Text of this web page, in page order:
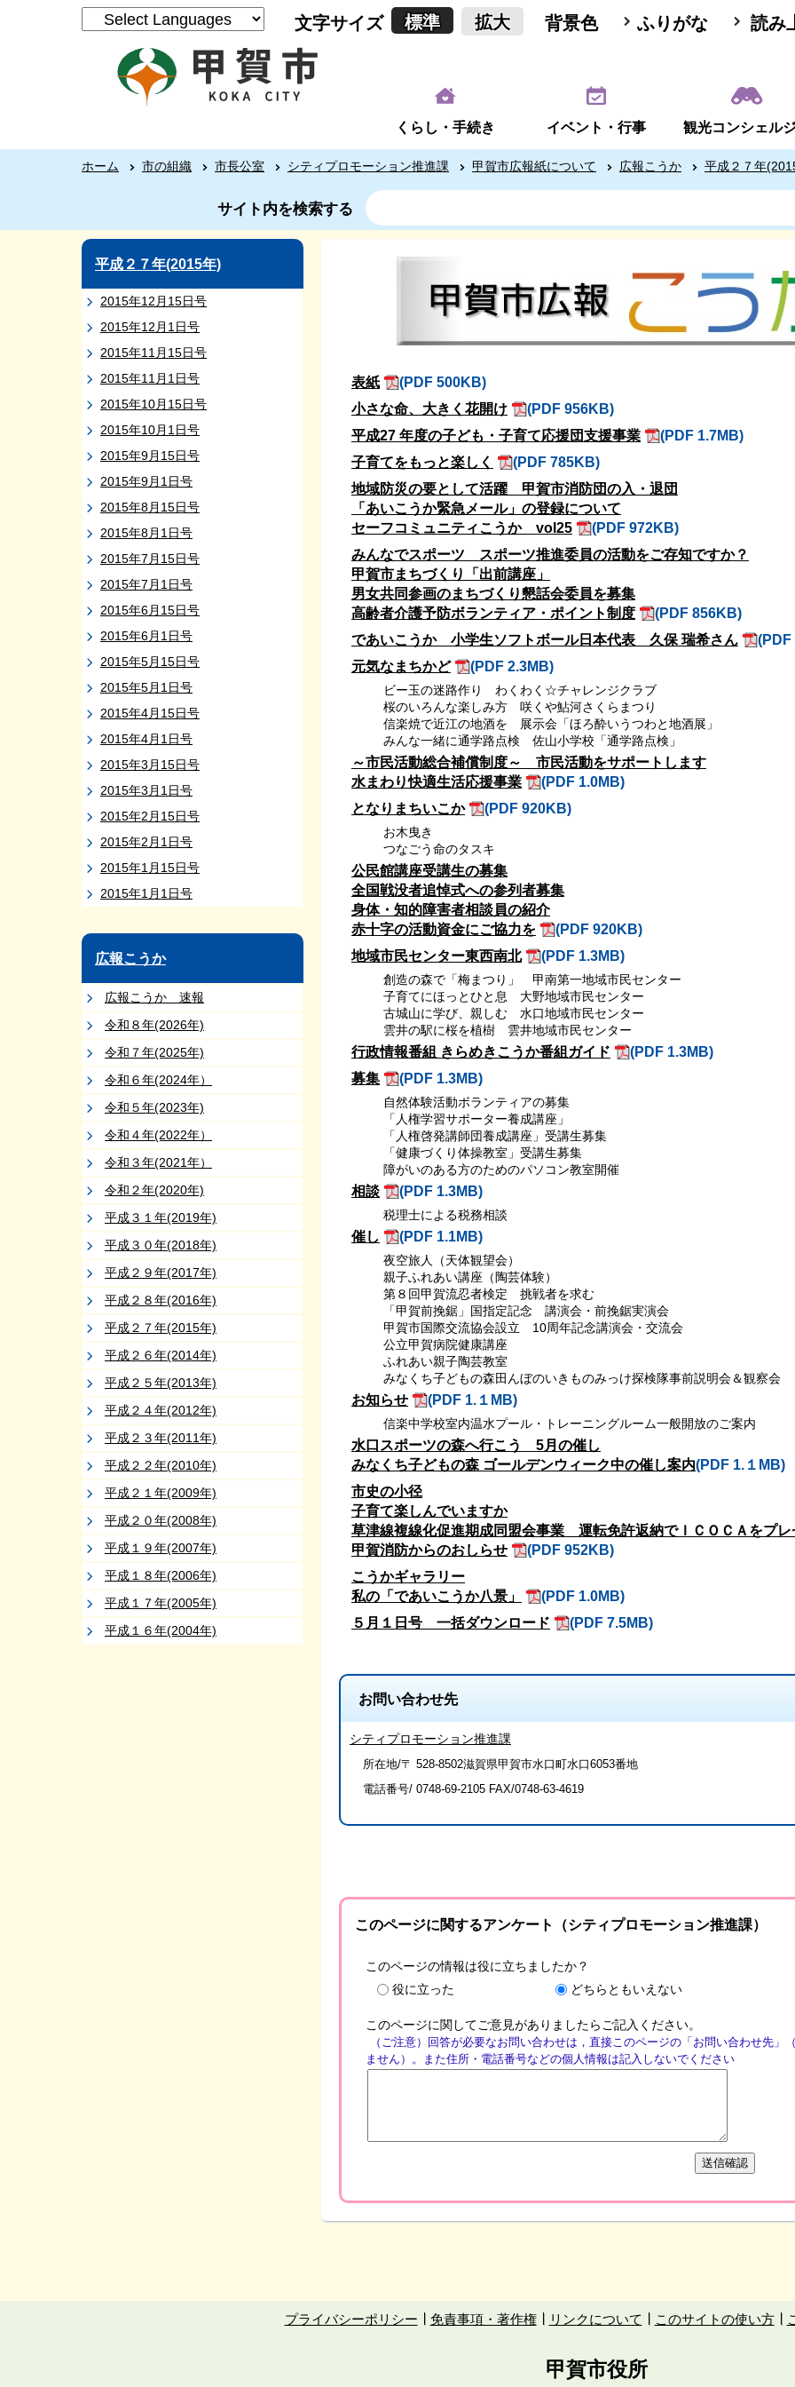
文字サイズ 標準 拡大 背景色 ふりがな 読み
くらし・手続き イベント・行事 観光コンシェル
ホーム 市の組織 市長公室 シティプロモーション推進課 甲賀市広報紙について 広報こうか 平成２７年
サイト内を検索する
平成２７年(2015年)
2015年12月15日号
2015年12月1日号
2015年11月15日号
2015年11月1日号
2015年10月15日号
2015年10月1日号
2015年9月15日号
2015年9月1日号
2015年8月15日号
2015年8月1日号
2015年7月15日号
2015年7月1日号
2015年6月15日号
2015年6月1日号
2015年5月15日号
2015年5月1日号
2015年4月15日号
2015年4月1日号
2015年3月15日号
2015年3月1日号
2015年2月15日号
2015年2月1日号
2015年1月15日号
2015年1月1日号
広報こうか
広報こうか 速報
令和８年(2026年)
令和７年(2025年)
令和６年(2024年）
令和５年(2023年)
令和４年(2022年）
令和３年(2021年）
令和２年(2020年)
平成３１年(2019年)
平成３０年(2018年)
平成２９年(2017年)
平成２８年(2016年)
平成２７年(2015年)
平成２６年(2014年)
平成２５年(2013年)
平成２４年(2012年)
平成２３年(2011年)
平成２２年(2010年)
平成２１年(2009年)
平成２０年(2008年)
平成１９年(2007年)
平成１８年(2006年)
平成１７年(2005年)
平成１６年(2004年)
表紙
(PDF 500KB)
小さな命、大きく花開け
(PDF 956KB)
平成27 年度の子ども・子育て応援団支援事業
(PDF 1.7MB)
子育てをもっと楽しく
(PDF 785KB)
地域防災の要として活躍 甲賀市消防団の入・退団
「あいこうか緊急メール」の登録について
セーフコミュニティこうか vol25
(PDF 972KB)
みんなでスポーツ スポーツ推進委員の活動をご存知ですか？
甲賀市まちづくり「出前講座」
男女共同参画のまちづくり懇話会委員を募集
高齢者介護予防ボランティア・ポイント制度
(PDF 856KB)
であいこうか 小学生ソフトボール日本代表 久保 瑞希さん
(PDF
元気なまちかど
(PDF 2.3MB)
ビー玉の迷路作り わくわく☆チャレンジクラブ
桜のいろんな楽しみ方 咲くや鮎河さくらまつり
信楽焼で近江の地酒を 展示会「ほろ酔いうつわと地酒展」
みんな一緒に通学路点検 佐山小学校「通学路点検」
～市民活動総合補償制度～ 市民活動をサポートします
水まわり快適生活応援事業
(PDF 1.0MB)
となりまちいこか
(PDF 920KB)
お木曳き
つなごう命のタスキ
公民館講座受講生の募集
全国戦没者追悼式への参列者募集
身体・知的障害者相談員の紹介
赤十字の活動資金にご協力を
(PDF 920KB)
地域市民センター東西南北
(PDF 1.3MB)
創造の森で「梅まつり」 甲南第一地域市民センター
子育てにほっとひと息 大野地域市民センター
古城山に学び、親しむ 水口地域市民センター
雲井の駅に桜を植樹 雲井地域市民センター
行政情報番組 きらめきこうか番組ガイド
(PDF 1.3MB)
募集
(PDF 1.3MB)
自然体験活動ボランティアの募集
「人権学習サポーター養成講座」
「人権啓発講師団養成講座」受講生募集
「健康づくり体操教室」受講生募集
障がいのある方のためのパソコン教室開催
相談 (PDF 1.3MB)
税理士による税務相談
催し (PDF 1.1MB)
夜空旅人（天体観望会）
親子ふれあい講座（陶芸体験）
第８回甲賀流忍者検定 挑戦者を求む
「甲賀前挽鋸」国指定記念 講演会・前挽鋸実演会
甲賀市国際交流協会設立 10周年記念講演会・交流会
公立甲賀病院健康講座
ふれあい親子陶芸教室
みなくち子どもの森田んぼのいきものみっけ探検隊事前説明会＆観察会
お知らせ (PDF 1.１MB)
信楽中学校室内温水プール・トレーニングルーム一般開放のご案内
水口スポーツの森へ行こう 5月の催し
みなくち子どもの森 ゴールデンウィーク中の催し案内(PDF 1.１MB)
市史の小径
子育て楽しんでいますか
草津線複線化促進期成同盟会事業 運転免許返納でＩＣＯＣＡをプレ
甲賀消防からのおしらせ
(PDF 952KB)
こうかギャラリー
私の「であいこうか八景」
(PDF 1.0MB)
５月１日号 一括ダウンロード
(PDF 7.5MB)
お問い合わせ先
シティプロモーション推進課
所在地/〒 528-8502滋賀県甲賀市水口町水口6053番地
電話番号/ 0748-69-2105 FAX/0748-63-4619
このページに関するアンケート（シティプロモーション推進課）
このページの情報は役に立ちましたか？
役に立った
どちらともいえない
このページに関してご意見がありましたらご記入ください。
（ご注意）回答が必要なお問い合わせは，直接このページの「お問い合わせ先
ません）。また住所・電話番号などの個人情報は記入しないでください
プライバシーポリシー 免責事項・著作権 リンクについて このサイトの使い方
甲賀市役所